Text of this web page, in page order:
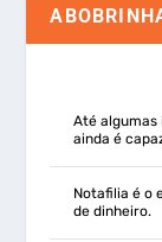
Até algumas
ainda é
Notafilia é o
de dinheiro.